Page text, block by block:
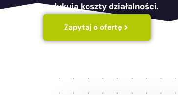
redukują koszty działalności.
Zapytaj o ofertę